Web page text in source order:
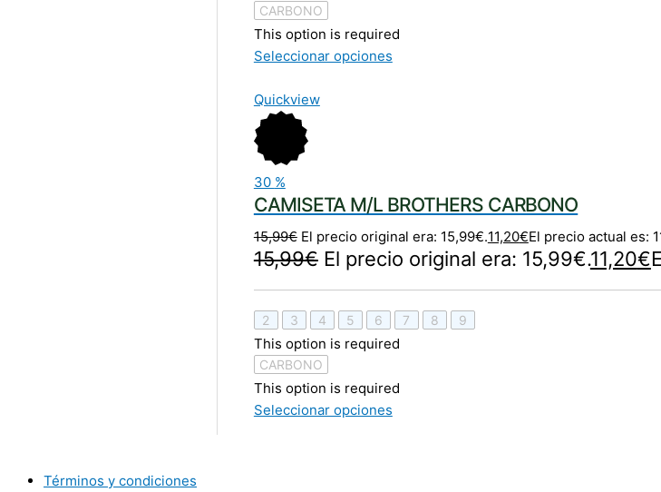
CARBONO
This option is required
Seleccionar opciones
Quickview
30 %
CAMISETA M/L BROTHERS CARBONO
15,99€ El precio original era: 15,99€.11,20€El precio actual es:
15,99€ El precio original era: 15,99€.11,20€
2 3 4 5 6 7 8 9
This option is required
CARBONO
This option is required
Seleccionar opciones
Términos y condiciones